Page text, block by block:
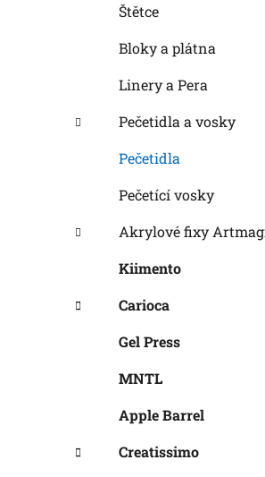
Štětce
Bloky a plátna
Linery a Pera
Pečetidla a vosky
Pečetidla
Pečetící vosky
Akrylové fixy
Kiimento
Carioca
Gel Press
MNTL
Apple Barrel
Creatissimo